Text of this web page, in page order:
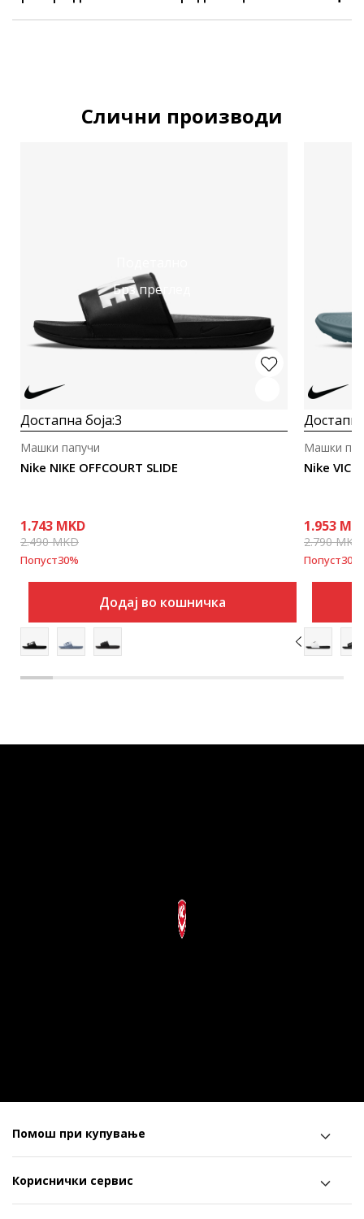
Слични производи
Брз преглед
Достапна боја:3
Nike NIKE OFFCOURT SLIDE
Машки папучи
1.743 MKD
2.490MKD
Попуст30%
Додај во кошничка
Nike
Машки
1.953
2.790MKD
Попуст30
Помош при купување
Кориснички сервис